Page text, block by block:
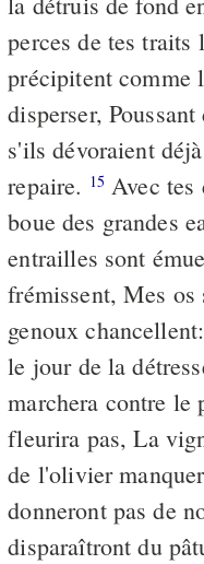
perces de tes traits
précipitent comme
disperser,
s'ils dévoraient
repaire. 15 Avec
boue des grandes
entrailles sont
frémissent, Mes os
genoux
le jour de la
marchera contre le
fleurira pas, La
de l'olivier
donneront pas de
disparaîtront du